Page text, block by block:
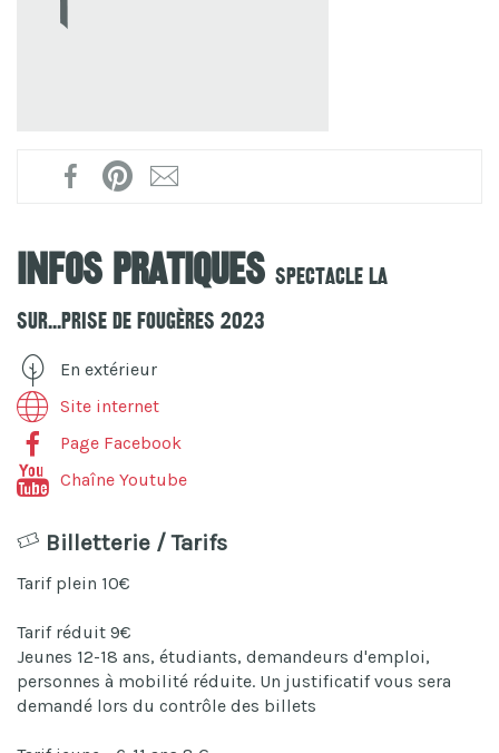
Infos pratiques Spectacle La
Sur...Prise De Fougères 2023
En extérieur
Site internet
Page Facebook
Chaîne Youtube
Billetterie / Tarifs
Tarif plein 10€
Tarif réduit 9€
Jeunes 12-18 ans, étudiants, demandeurs d'emploi,
personnes à mobilité réduite. Un justificatif vous sera
demandé lors du contrôle des billets